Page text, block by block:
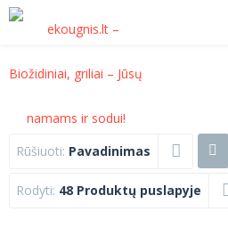
Rūšiuoti: Pavadinimas
Rodyti: 48 Produktų puslapyje